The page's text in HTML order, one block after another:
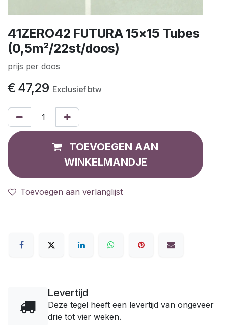
41ZERO42 FUTURA 15x15 Tubes
(0,5m²/22st/doos)
prijs per doos
€ 47,29 Exclusief btw
TOEVOEGEN AAN
WINKELMANDJE
Toevoegen aan verlanglijst
Levertijd
Deze tegel heeft een levertijd van ongeveer
drie tot vier weken.